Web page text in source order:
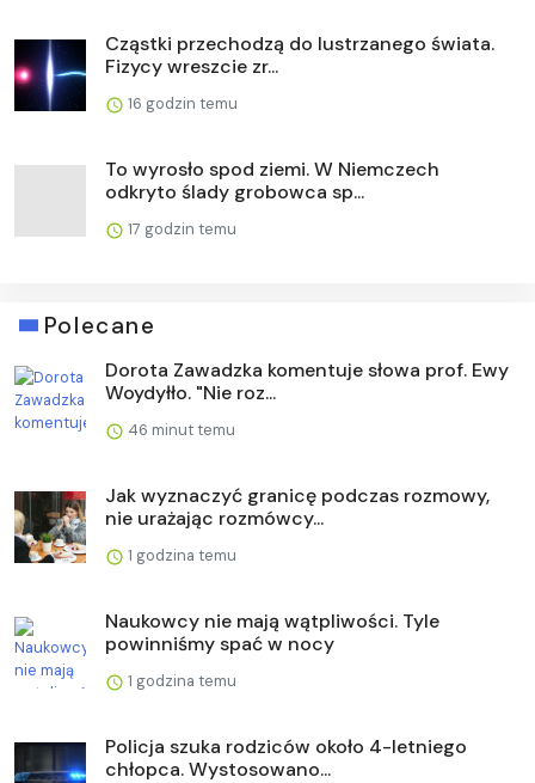
Cząstki przechodzą do lustrzanego świata.
Fizycy wreszcie zr...
16 godzin temu
To wyrosło spod ziemi. W Niemczech
odkryto ślady grobowca sp...
17 godzin temu
Polecane
Dorota Zawadzka komentuje słowa prof. Ewy
Woydyłło. "Nie roz...
46 minut temu
Jak wyznaczyć granicę podczas rozmowy,
nie urażając rozmówcy...
1 godzina temu
Naukowcy nie mają wątpliwości. Tyle
powinniśmy spać w nocy
1 godzina temu
Policja szuka rodziców około 4-letniego
chłopca. Wystosowano...